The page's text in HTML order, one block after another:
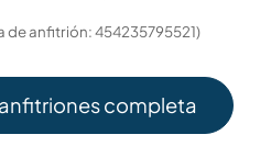
de anfitrión: 454235795521)
completa